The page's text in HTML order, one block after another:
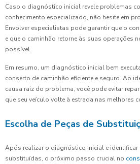
Caso o diagnóstico inicial revele problemas
conhecimento especializado, não hesite em
Envolver especialistas pode garantir que o
e que o caminhão retorne às suas operações
possível.
Em resumo, um diagnóstico inicial bem
conserto de caminhão eficiente e seguro. Ao
causa raiz do problema, você pode evitar
que seu veículo volte à estrada nas melhores
Escolha de Peças de
Após realizar o diagnóstico inicial e identificar
substituídas, o próximo passo crucial no